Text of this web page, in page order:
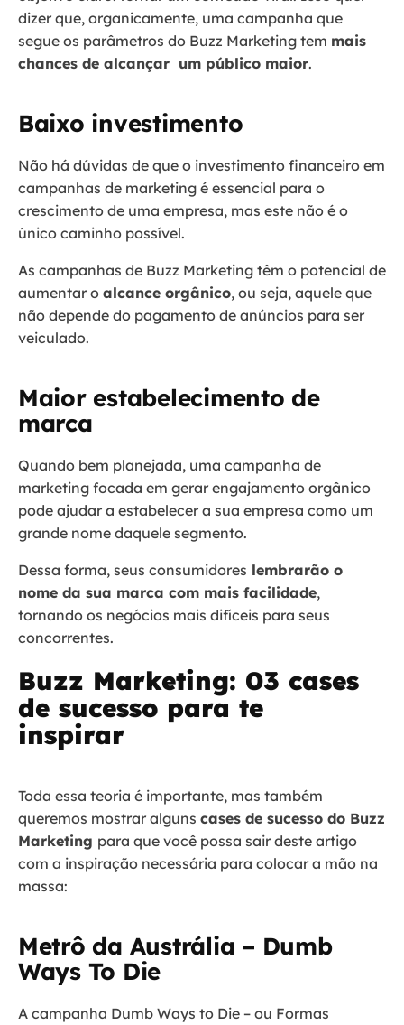
dizer que, organicamente, uma campanha que
segue os parâmetros do Buzz Marketing tem mais
chances de alcançar um público maior.
Baixo investimento
Não há dúvidas de que o investimento financeiro em
campanhas de marketing é essencial para o
crescimento de uma empresa, mas este não é o
único caminho possível.
As campanhas de Buzz Marketing têm o potencial de
aumentar o alcance orgânico, ou seja, aquele que
não depende do pagamento de anúncios para ser
veiculado.
Maior estabelecimento de
marca
Quando bem planejada, uma campanha de
marketing focada em gerar engajamento orgânico
pode ajudar a estabelecer a sua empresa como um
grande nome daquele segmento.
Dessa forma, seus consumidores lembrarão o
nome da sua marca com mais facilidade,
tornando os negócios mais difíceis para seus
concorrentes.
Buzz Marketing: 03 cases
de sucesso para te
inspirar
Toda essa teoria é importante, mas também
queremos mostrar alguns cases de sucesso do Buzz
Marketing para que você possa sair deste artigo
com a inspiração necessária para colocar a mão na
massa:
Metrô da Austrália – Dumb
Ways To Die
A campanha Dumb Ways to Die – ou Formas